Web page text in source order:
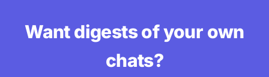
Want digests of your own
chats?